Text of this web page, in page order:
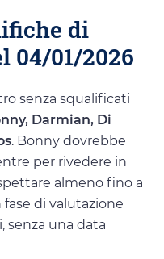
di
04/01/2026
senza squalificati
Darmian, Di
. Bonny dovrebbe
per rivedere in
almeno fino a
fase di valutazione
senza una data